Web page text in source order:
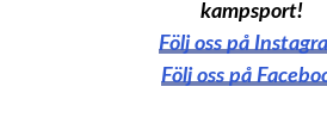
kampsport!
Följ oss på
Följ oss på